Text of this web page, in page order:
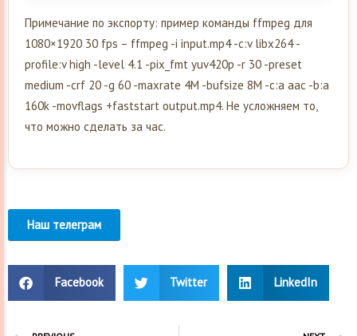
Примечание по экспорту: пример команды ffmpeg для
1080×1920 30 fps – ffmpeg -i input.mp4 -c:v libx264 -
profile:v high -level 4.1 -pix_fmt yuv420p -r 30 -preset
medium -crf 20 -g 60 -maxrate 4M -bufsize 8M -c:a aac -b:a
160k -movflags +faststart output.mp4. Не усложняем то,
что можно сделать за час.
Наш телеграм
Facebook Twitter LinkedIn